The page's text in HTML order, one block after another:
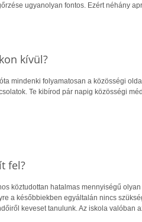
ugyanolyan fontos. Ezért néhány
kívül?
mindenki folyamatosan a közösségi
Te kibírod pár napig közösségi
fel?
köztudottan hatalmas mennyiségű
a későbbiekben egyáltalán nincs
keveset tanulunk. Az iskola valóban